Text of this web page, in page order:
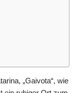
„Gaivota“, wie